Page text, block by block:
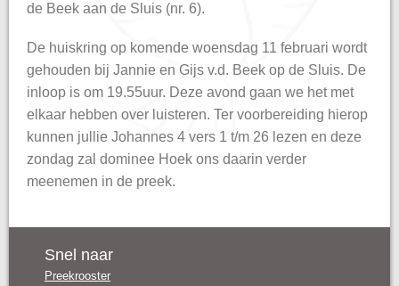
de Beek aan de Sluis (nr. 6).
De huiskring op komende woensdag 11 februari wordt
gehouden bij Jannie en Gijs v.d. Beek op de Sluis. De
inloop is om 19.55uur. Deze avond gaan we het met
elkaar hebben over luisteren. Ter voorbereiding hierop
kunnen jullie Johannes 4 vers 1 t/m 26 lezen en deze
zondag zal dominee Hoek ons daarin verder
meenemen in de preek.
Snel naar
Preekrooster